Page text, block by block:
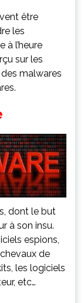
être
les
à l’heure
sur les
malwares
dont le but
à son insu.
espions,
de
les logiciels
etc…